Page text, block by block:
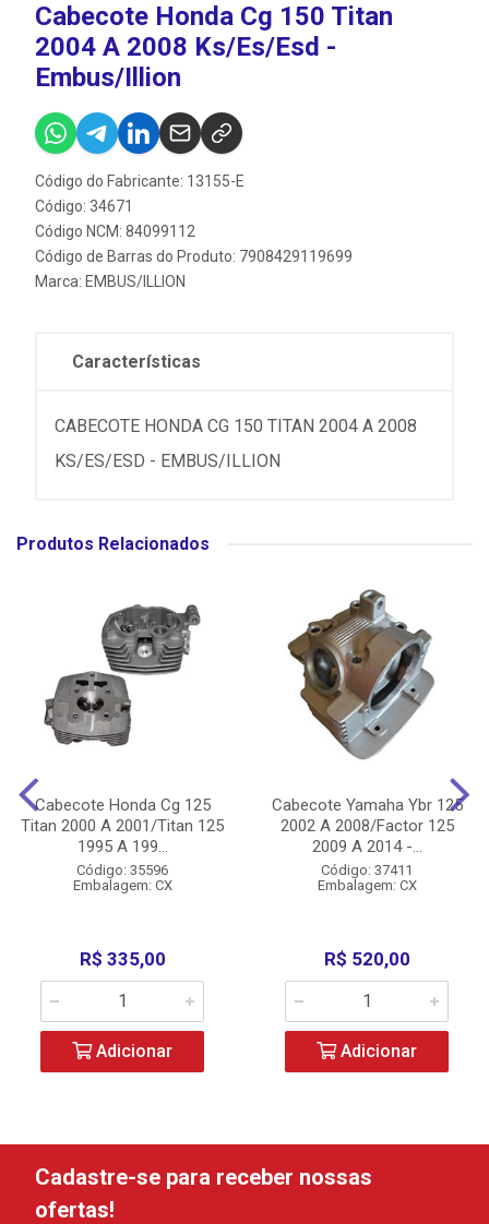
Cabecote Honda Cg 150 Titan
2004 A 2008 Ks/Es/Esd -
Embus/Illion
Código do Fabricante: 13155-E
Código: 34671
Código NCM: 84099112
Código de Barras do Produto: 7908429119699
Marca: EMBUS/ILLION
Características
CABECOTE HONDA CG 150 TITAN 2004 A 2008
KS/ES/ESD - EMBUS/ILLION
Produtos Relacionados
Cabecote Honda Cg 125
Titan 2000 A 2001/Titan 125
1995 A 199...
Código: 35596
Embalagem: CX
R$ 335,00
Adicionar
Cabecote Yamaha Ybr 125
2002 A 2008/Factor 125
2009 A 2014 -...
Código: 37411
Embalagem: CX
R$ 520,00
Adicionar
Cadastre-se para receber nossas
ofertas!